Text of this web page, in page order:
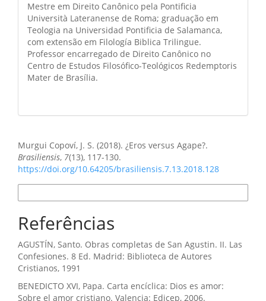
Mestre em Direito Canônico pela Pontificia
Università Lateranense de Roma; graduação em
Teologia na Universidad Pontificia de Salamanca,
com extensão em Filología Biblica Trilingue.
Professor encarregado de Direito Canônico no
Centro de Estudos Filosófico-Teológicos Redemptoris
Mater de Brasília.
Murgui Copoví, J. S. (2018). ¿Eros versus Agape?.
Brasiliensis, 7(13), 117-130.
https://doi.org/10.64205/brasiliensis.7.13.2018.128
Referências
AGUSTÍN, Santo. Obras completas de San Agustin. II. Las
Confesiones. 8 Ed. Madrid: Biblioteca de Autores
Cristianos, 1991
BENEDICTO XVI, Papa. Carta encíclica: Dios es amor:
Sobre el amor cristiano. Valencia: Edicep, 2006.